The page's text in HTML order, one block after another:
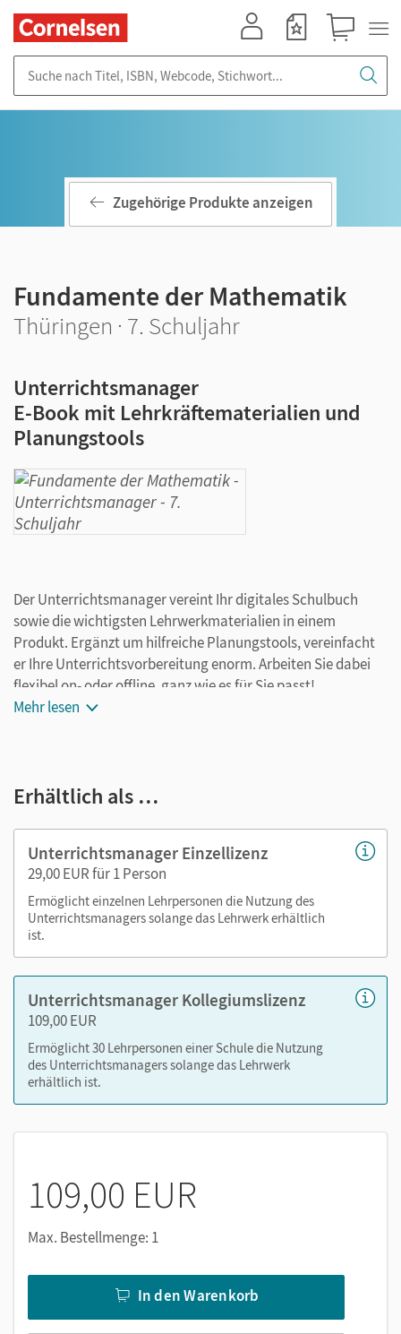
Zugehörige Produkte anzeigen
Fundamente der Mathematik
Thüringen · 7. Schuljahr
Unterrichtsmanager
E-Book mit Lehrkräftematerialien und
Planungstools
Der Unterrichtsmanager vereint Ihr digitales Schulbuch
sowie die wichtigsten Lehrwerkmaterialien in einem
Produkt. Ergänzt um hilfreiche Planungstools, vereinfacht
er Ihre Unterrichtsvorbereitung enorm. Arbeiten Sie dabei
flexibel on- oder offline, ganz wie es für Sie passt!
Ihr Unterrichtsmanager enthält:
Videos/Erklärvideos passend zu den Beispielen im
Selbsteinschätzungsbögen als PDF
Kopiervorlagen
tägliche Übungen
Nutzen Sie den Unterrichtsmanager auf lernen.cornelsen.de
oder über die Cornelsen Lernen App.
Mehr lesen
Erhältlich als …
Unterrichtsmanager Einzellizenz
29,00 EUR für 1 Person
Ermöglicht einzelnen Lehrpersonen die Nutzung des
Unterrichtsmanagers solange das Lehrwerk erhältlich
ist.
Unterrichtsmanager Kollegiumslizenz
109,00 EUR
Ermöglicht 30 Lehrpersonen einer Schule die Nutzung
des Unterrichtsmanagers solange das Lehrwerk
erhältlich ist.
109,00 EUR
Max. Bestellmenge: 1
In den Warenkorb